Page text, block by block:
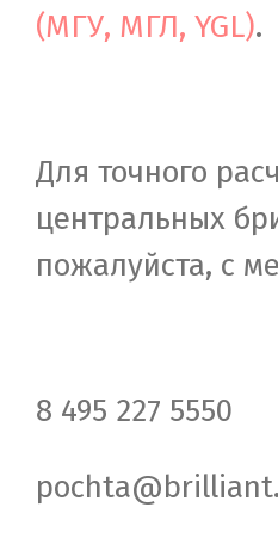
(МГУ, МГЛ, YGL).
Для точного
центральных
пожалуйста, c
8 495 227 5550